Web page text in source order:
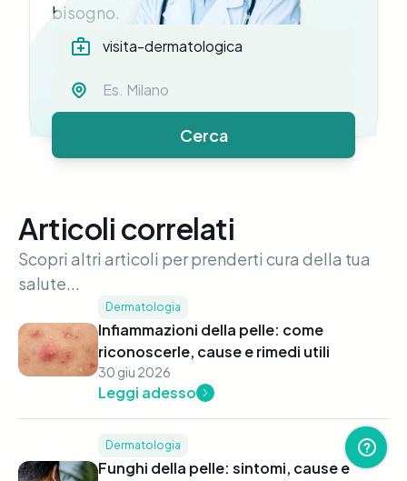
bisogno.
Cerca
Articoli correlati
Scopri altri articoli per prenderti cura della tua
salute...
Dermatologia
Infiammazioni della pelle: come
riconoscerle, cause e rimedi utili
30 giu 2026
Leggi adesso
Dermatologia
Funghi della pelle: sintomi, cause e